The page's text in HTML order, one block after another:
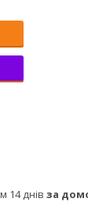
14 днів за